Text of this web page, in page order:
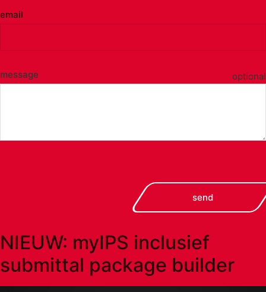
email
message optional
send
NIEUW: myIPS inclusief
submittal package builder